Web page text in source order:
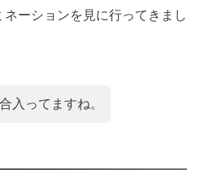
ーションを見に行ってきまし
入ってますね。